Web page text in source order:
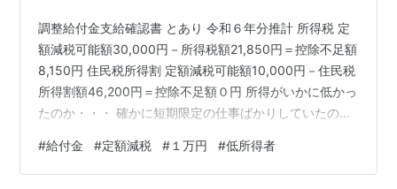
調整給付金支給確認書 とあり 令和６年分推計 所得税 定
額減税可能額30,000円－所得税額21,850円＝控除不足額
8,150円 住民税所得割 定額減税可能額10,000円－住民税
所得割額46,200円＝控除不足額０円 所得がいかに低かっ
たのか・・・ 確かに短期限定の仕事ばかりしていたの
ことになり、振り込まれることになりました。 QRコード
から簡単に手続きができて、実に楽でした。 が、会社の
#給付金 #定額減税 # １万円 #低所得者